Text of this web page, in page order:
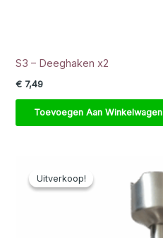
S3 – Deeghaken x2
€ 7,49
Toevoegen Aan Winkelwagen
Uitverkoop!
Uitverkoop!